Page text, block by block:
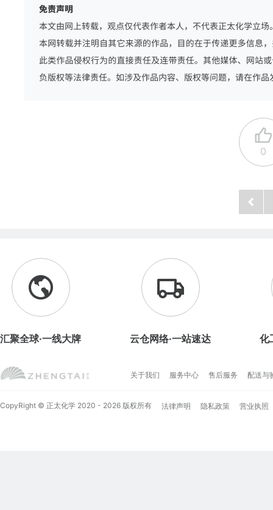
0
汇聚全球·一线大牌 云仓网络·一站速达 化
关于我们 服务中心 售后服务 配送与
CopyRight © 正太化学 2020 - 2026 版权所有 法律声明 隐私政策 营业执照